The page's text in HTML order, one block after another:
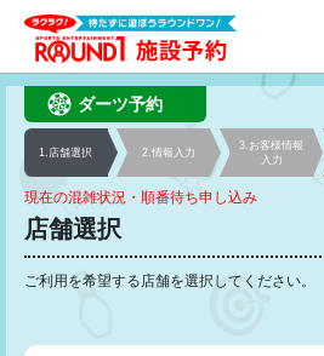
ダーツ予約
1.店舗選択 2.情報入力
3.お客様情報
入力
店舗選択
現在の混雑状況・順番待ち申し込み
ご利用を希望する店舗を選択してください。